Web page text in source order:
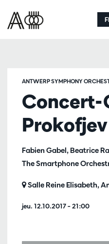
Concert-
Fabien Gabel, Beatrice
The Smartphone
ANTWERP SYMPHONY
jeu. 12.10.2017– 21:00
Salle Reine Elisabeth,